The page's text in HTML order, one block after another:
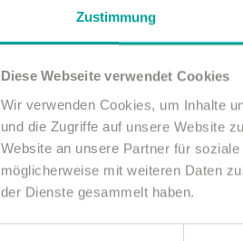
Zustimmung
Diese Webseite verwendet Cookies
Wir verwenden Cookies, um Inhalte
und die Zugriffe auf unsere Website
Website an unsere Partner für
möglicherweise mit weiteren Daten
der Dienste gesammelt haben.